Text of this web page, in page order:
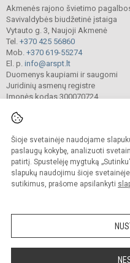
Šioje svetainėje naudojame
paslaugų kokybę, analizuoti
patirtį. Spustelėję mygtuką
slapukų naudojimu šioje
sutikimus, prašome apsilankyti
Akmenės rajono švietimo
Savivaldybės biudžetinė įstaiga
Vytauto g. 3, Naujoji Akmenė
Tel. +370 425 56860
Mob. +370 619-55274
El. p. info@arspt.lt
Duomenys kaupiami ir saugomi
Juridinių asmenų registre
Įmonės kodas 300070724
© 2025. Akmenės rajono švietimo
Kopijuoti turinį be raštiško įstaigos
Prieinamumo
Sumanus būdas atnaujinti